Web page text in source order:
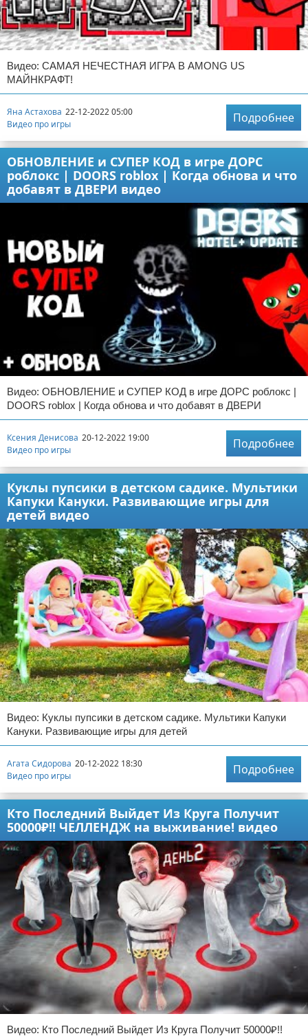
Видео: САМАЯ НЕЧЕСТНАЯ ИГРА В AMONG US
МАЙНКРАФТ!
Яна Астахова 22-12-2022 05:00
Видео про игры
Подробнее
ОБНОВЛЕНИЕ и СУПЕР КОД в игре ДОРС
роблокс | DOORS roblox | Когда обнова и что
добавят в ДВЕРИ видео
Видео: ОБНОВЛЕНИЕ и СУПЕР КОД в игре ДОРС роблокс |
DOORS roblox | Когда обнова и что добавят в ДВЕРИ
Ксения Денисова 20-12-2022 19:00
Видео про игры
Подробнее
Куклы пупсики в детском садике. Мультики
Капуки Кануки. Развивающие игры для
детей видео
Видео: Куклы пупсики в детском садике. Мультики Капуки
Кануки. Развивающие игры для детей
Агата Сидорова 20-12-2022 18:30
Видео про игры
Подробнее
Кто Последний Выйдет Из Круга Получит
50000₽!! ЧЕЛЛЕНДЖ на выживание! видео
Видео: Кто Последний Выйдет Из Круга Получит 50000₽!!